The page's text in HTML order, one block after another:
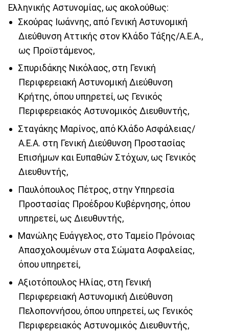
Ελληνικής Αστυνομίας, ως ακολούθως:
Σκούρας Ιωάννης, από Γενική Αστυνομική
Διεύθυνση Αττικής στον Κλάδο Τάξης/Α.Ε.Α.,
ως Προϊστάμενος,
Σπυριδάκης Νικόλαος, στη Γενική
Περιφερειακή Αστυνομική Διεύθυνση
Κρήτης, όπου υπηρετεί, ως Γενικός
Περιφερειακός Αστυνομικός Διευθυντής,
Σταγάκης Μαρίνος, από Κλάδο Ασφάλειας/
Α.Ε.Α. στη Γενική Διεύθυνση Προστασίας
Επισήμων και Ευπαθών Στόχων, ως Γενικός
Διευθυντής,
Παυλόπουλος Πέτρος, στην Υπηρεσία
Προστασίας Προέδρου Κυβέρνησης, όπου
υπηρετεί, ως Διευθυντής,
Μανώλης Ευάγγελος, στο Ταμείο Πρόνοιας
Απασχολουμένων στα Σώματα Ασφαλείας,
όπου υπηρετεί,
Αξιοτόπουλος Ηλίας, στη Γενική
Περιφερειακή Αστυνομική Διεύθυνση
Πελοποννήσου, όπου υπηρετεί, ως Γενικός
Περιφερειακός Αστυνομικός Διευθυντής,